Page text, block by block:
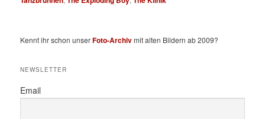
Kennt ihr schon unserFoto-Archivmit alten Bildern ab 2009?
NEWSLETTER
Email